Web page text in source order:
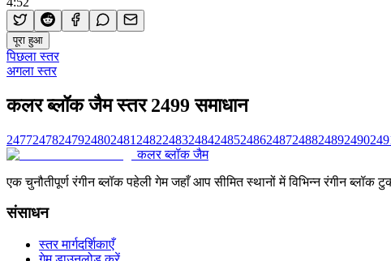
पूरा हुआ
पिछला स्तर
अगला स्तर
कलर ब्लॉक जैम स्तर 2499 समाधान
24772478247924802481 248224832484248524862487248824892490
कलर ब्लॉक जैम
एक चुनौतीपूर्ण रंगीन ब्लॉक पहेली गेम जहाँ आप सीमित स्थानों में विभिन्न रंगीन
संसाधन
स्तर मार्गदर्शिकाएँ